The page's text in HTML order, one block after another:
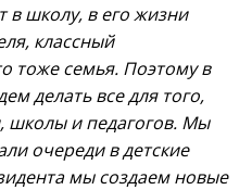
в школу, в его жизни
классный
тоже семья. Поэтому в
делать все для того,
школы и педагогов. Мы
очереди в детские
мы создаем новые